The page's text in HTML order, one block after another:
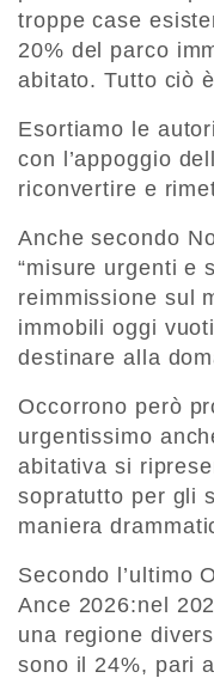
troppe case
20% del parco
abitato. Tutto ciò
Esortiamo le
con l’appoggio
riconvertire e
Anche secondo
“misure urgenti e
reimmissione sul
immobili oggi
destinare alla
Occorrono però
urgentissimo
abitativa si
sopratutto per gli
maniera
Secondo l’ultimo
Ance 2026:nel
una regione
sono il 24%, pari